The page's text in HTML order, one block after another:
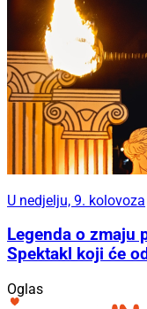
U nedjelju, 9. kolovoza
Legenda o zmaju
Spektakl koji će
Oglas